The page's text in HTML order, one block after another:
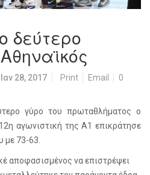
δεύτερο
Ιαν 28, 2017 Print Email
0
γύρο του πρωταθλήματος ο
αγωνιστική της Α1 επικράτησε
με 73-63.
αποφασισμένος να επιστρέψει